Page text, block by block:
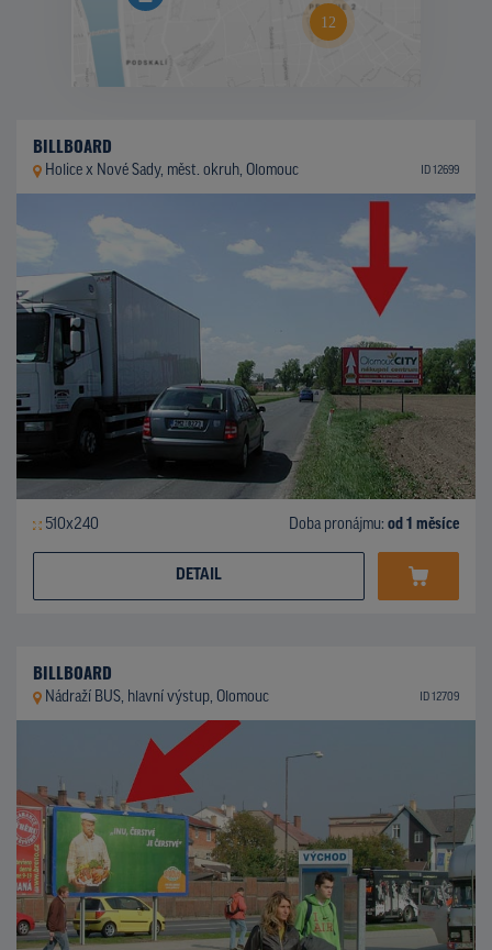
BILLBOARD
Holice x Nové Sady, měst. okruh, Olomouc ID 12699
510x240 Doba pronájmu: od 1 měsíce
DETAIL
BILLBOARD
Nádraží BUS, hlavní výstup, Olomouc ID 12709